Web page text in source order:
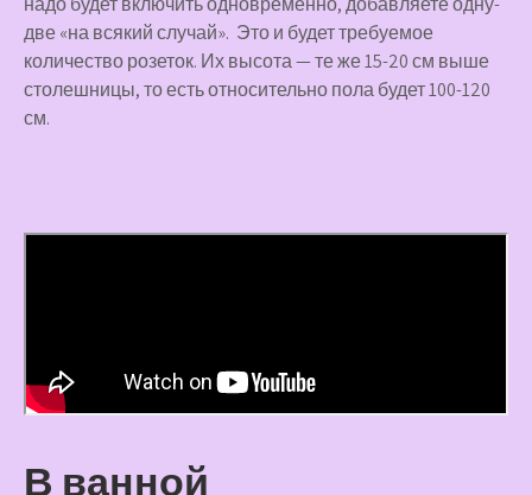
две «на всякий случай». Это и будет требуемое
количество розеток. Их высота — те же 15-20 см выше
столешницы, то есть относительно пола будет 100-120
см.
В ванной